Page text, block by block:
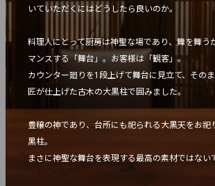
いていただくにはどうしたら良いのか。
料理人にとって厨房は神聖な場であり、舞を舞う
マンスする「舞台」。お客様は「観客」。
カウンター廻りを1段上げて舞台に見立て、その
匠が仕上げた古木の大黒柱で囲みました。
豊穣の神であり、台所にも祀られる大黒天をお祀
黒柱。
まさに神聖な舞台を表現する最高の素材ではない